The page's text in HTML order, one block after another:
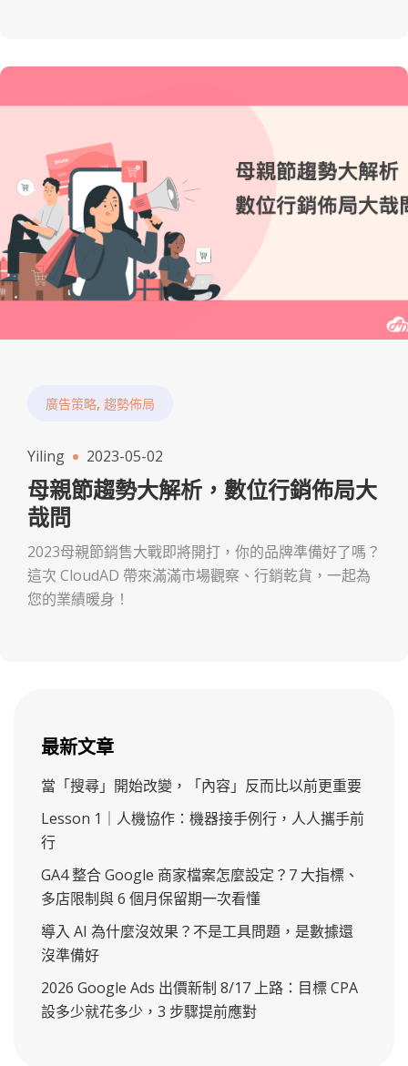
廣告策略, 趨勢佈局
Yiling 2023-05-02
母親節趨勢大解析，數位行銷佈局大
哉問
2023母親節銷售大戰即將開打，你的品牌準備好了嗎？
這次 CloudAD 帶來滿滿市場觀察、行銷乾貨，一起為
您的業績暖身！
最新文章
當「搜尋」開始改變，「內容」反而比以前更重要
Lesson 1｜人機協作：機器接手例行，人人攜手前
行
GA4 整合 Google 商家檔案怎麼設定？7 大指標、
多店限制與 6 個月保留期一次看懂
導入 AI 為什麼沒效果？不是工具問題，是數據還
沒準備好
2026 Google Ads 出價新制 8/17 上路：目標 CPA
設多少就花多少，3 步驟提前應對